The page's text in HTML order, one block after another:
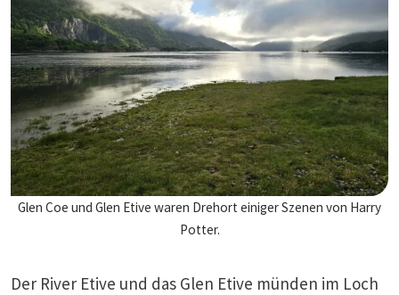
Glen Coe und Glen Etive waren Drehort einiger Szenen von Harry
Potter.
Der River Etive und das Glen Etive münden im Loch